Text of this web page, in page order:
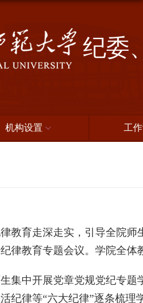
纪委
机构设置 工
教育走深走实，引导全院
律教育专题会议。学院全
集中开展党章党规党纪专
纪律等“六大纪律”逐条梳